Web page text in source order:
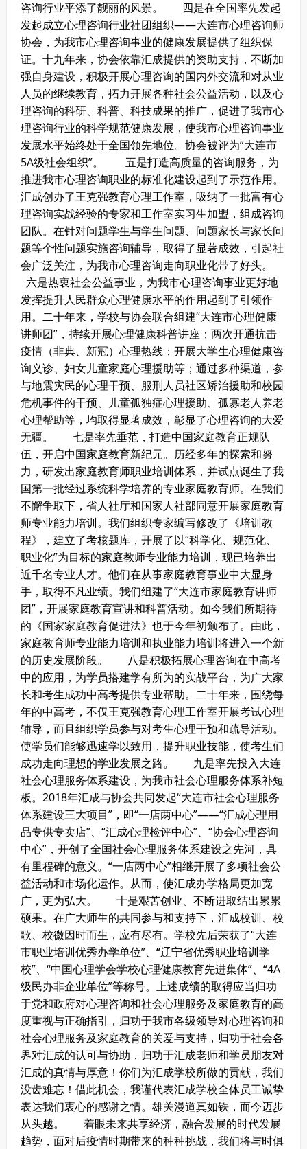
咨询行业平添了靓丽的风景。
四是在全国率先发起
发起成立心理咨询行业社团组织——大连市心理咨询师
协会，为我市心理咨询事业的健康发展提供了组织保
证。十九年来，协会依靠汇成提供的资助支持，不断加
强自身建设，积极开展心理咨询的国内外交流和对从业
人员的继续教育，拓力开展各种社会公益活动，以及心
理咨询的科研、科普、科技成果的推广，促进了我市心
理咨询行业的科学规范健康发展，使我市心理咨询事业
发展水平始终处于全国领先地位。协会被评为“大连市
5A级社会组织”。
五是打造高质量的咨询服务，为
推进我市心理咨询职业的标准化建设起到了示范作用。
汇成创办了王克强教育心理工作室，吸纳了一批富有心
理咨询实战经验的专家和工作室实习生加盟，组成咨询
团队。在针对问题学生与学生问题、问题家长与家长问
题等个性问题实施咨询辅导，取得了显著成效，引起社
会广泛关注，为我市心理咨询走向职业化带了好头。
六是热衷社会公益事业，为我市心理咨询事业更好地
发挥提升人民群众心理健康水平的作用起到了引领作
用。二十年来，学校与协会联合组建“大连市心理健康
讲师团”，持续开展心理健康科普讲座；两次开通抗击
疫情（非典、新冠）心理热线；开展大学生心理健康咨
询义诊、妇女儿童家庭心理援助等；通过多种渠道，参
与地震灾民的心理干预、服刑人员社区矫治援助和校园
危机事件的干预、儿童孤独症心理援助、孤寡老人养老
心理帮助等，均取得显著成效，彰显了心理咨询的大爱
无疆。
七是率先垂范，打造中国家庭教育正规队
伍，开启中国家庭教育新纪元。历经多年的探索和努
力，研发出家庭教育师职业培训体系，并试点诞生了我
国第一批经过系统科学培养的专业家庭教育师。在我们
不懈争取下，省人社厅和国家人社部同意开展家庭教育
师专业能力培训。我们组织专家编写修改了《培训教
程》，建立了考核题库，开展了以“科学化、规范化、
职业化”为目标的家庭教师专业能力培训，现已培养出
近千名专业人才。他们在从事家庭教育事业中大显身
手，取得不凡业绩。我们组建了“大连市家庭教育讲师
团”，开展家庭教育宣讲和科普活动。如今我们所期待
的《国家家庭教育促进法》也于今年初颁布了。由此，
家庭教育师专业能力培训和执业能力培训将进入一个新
的历史发展阶段。
八是积极拓展心理咨询在中高考
中的应用，为学员搭建学有所为的实战平台，为广大家
长和考生成功中高考提供专业帮助。二十年来，围绕每
年的中高考，不仅王克强教育心理工作室开展考试心理
辅导，而且组织学员参与对考生心理干预和疏导活动。
使学员们能够迅速学以致用，提升职业技能，使考生们
成功走向理想的学业发展之路。
九是率先投入大连
社会心理服务体系建设，为我市社会心理服务体系补短
板。2018年汇成与协会共同发起“大连市社会心理服务
体系建设三大项目”，即“一店两中心”——“汇成心理用
品专供专卖店”、“汇成心理检评中心”、“协会心理咨询
中心”，开创了全国社会心理服务体系建设之先河，具
有里程碑的意义。“一店两中心”相继开展了多项社会公
益活动和市场化运作。从而，使汇成办学格局更加宽
广，更为弘大。
十是艰苦创业、不断进取结出累累
硕果。在广大师生的共同参与和支持下，汇成校训、校
歌、校徽因时而生，应有尽有。学校先后荣获了“大连
市职业培训优秀办学单位”、“辽宁省优秀职业培训学
校”、“中国心理学会学校心理健康教育先进集体”、“4A
级民办非企业单位”等称号。 上述成绩的取得应当归功
于党和政府对心理咨询和社会心理服务及家庭教育的高
度重视与正确指引，归功于我市各级领导对心理咨询和
社会心理服务及家庭教育的关爱与支持，归功于社会各
界对汇成的认可与协助，归功于汇成老师和学员朋友对
汇成的真情与厚意！你们为汇成学校所做的贡献，我们
没齿难忘！借此机会，我谨代表汇成学校全体员工诚挚
表达我们衷心的感谢之情。 雄关漫道真如铁，而今迈步
从头越。
着眼未来共享经济，融合发展的时代发展
趋势，面对后疫情时期带来的种种挑战，我们将与时俱